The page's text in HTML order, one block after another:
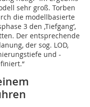
sehr groß. Torben
die modellbasierte
3 den ‚Tiefgang’,
Der entsprechende
der sog. LOD,
und -